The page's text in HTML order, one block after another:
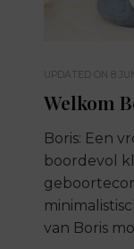
UPDATED ON 8
Welkom
Boris: Een
boordevol
van Boris